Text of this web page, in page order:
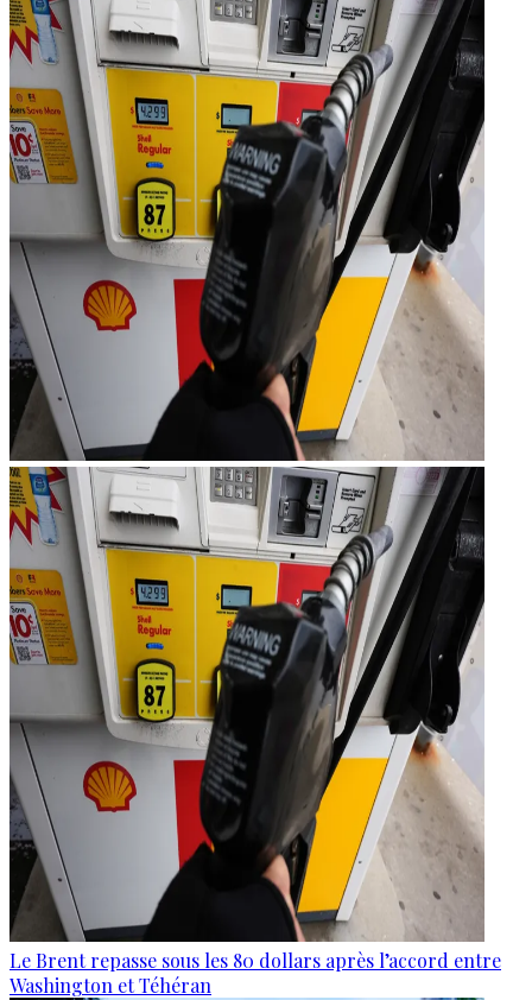
Le Brent repasse sous les 80 dollars après l’accord entre
Washington et Téhéran